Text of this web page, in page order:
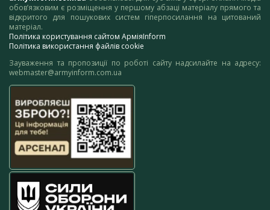
обов’язковим є розміщення у першому абзаці матеріалу прямого та
відкритого для пошукових систем гіперпосилання на цитований
матеріал.
Політика користування сайтом АрміяInform
Політика використання файлів cookie
Зауваження та пропозиції по роботі сайту надсилайте на адресу:
webmaster@armyinform.com.ua